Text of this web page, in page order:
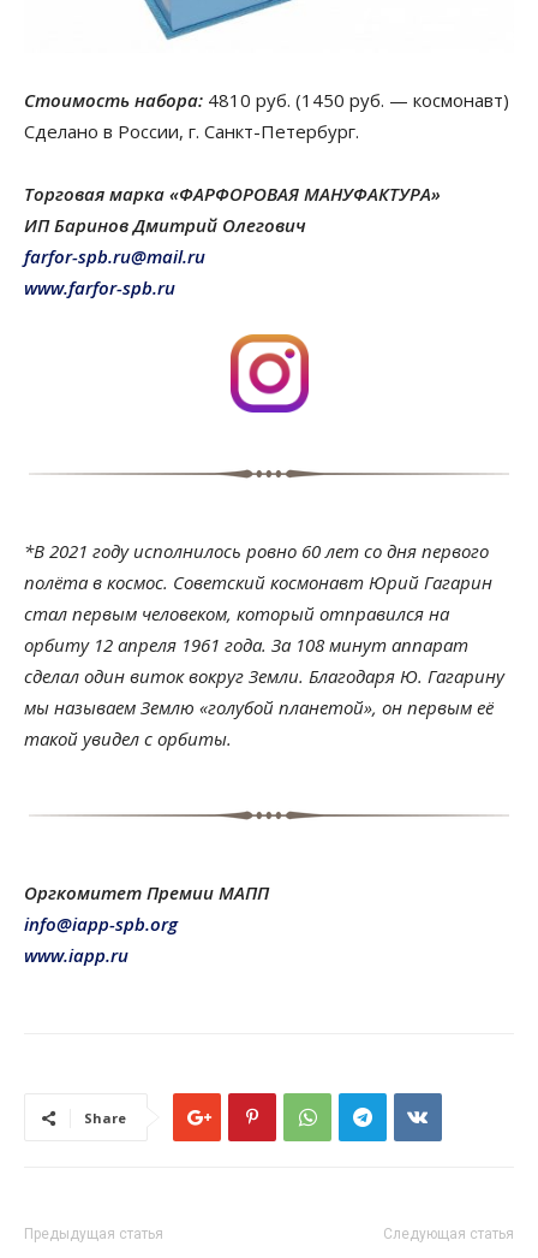
Стоимость набора: 4810 руб. (1450 руб. — космонавт)
Сделано в России, г. Санкт-Петербург.
Торговая марка «ФАРФОРОВАЯ МАНУФАКТУРА»
ИП Баринов Дмитрий Олегович
farfor-spb.ru@mail.ru
www.farfor-spb.ru
*В 2021 году исполнилось ровно 60 лет со дня первого
полёта в космос. Советский космонавт Юрий Гагарин
стал первым человеком, который отправился на
орбиту 12 апреля 1961 года. За 108 минут аппарат
сделал один виток вокруг Земли. Благодаря Ю. Гагарину
мы называем Землю «голубой планетой», он первым её
такой увидел с орбиты.
Оргкомитет Премии МАПП
info@iapp-spb.org
www.iapp.ru
Share
Предыдущая статья Следующая статья